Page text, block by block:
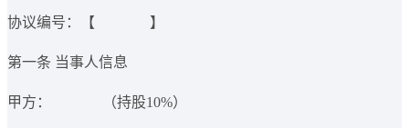
协议编号：【 】
第一条 当事人信息
甲方： （持股10%）